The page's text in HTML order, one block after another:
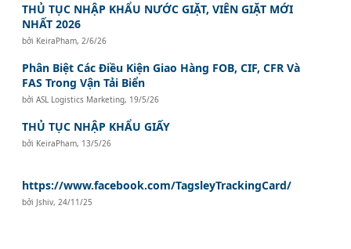
THỦ TỤC NHẬP KHẨU NƯỚC GIẶT, VIÊN GIẶT MỚI
NHẤT 2026
bởi KeiraPham, 2/6/26
Phân Biệt Các Điều Kiện Giao Hàng FOB, CIF, CFR Và
FAS Trong Vận Tải Biển
bởiASL Logistics Marketing, 19/5/26
THỦ TỤC NHẬP KHẨU GIẤY
bởi KeiraPham, 13/5/26
https://www.facebook.com/TagsleyTrackingCard/
bởi Jshiv, 24/11/25